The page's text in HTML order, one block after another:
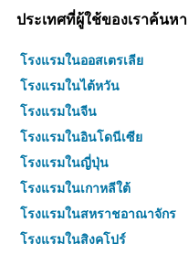
ประเทศที่ผู้ใช้ของเราค้นหา
โรงแรมในออสเตรเลีย
โรงแรมในไต้หวัน
โรงแรมในจีน
โรงแรมในอินโดนีเซีย
โรงแรมในญี่ปุ่น
โรงแรมในเกาหลีใต้
โรงแรมในสหราชอาณาจักร
โรงแรมในสิงคโปร์